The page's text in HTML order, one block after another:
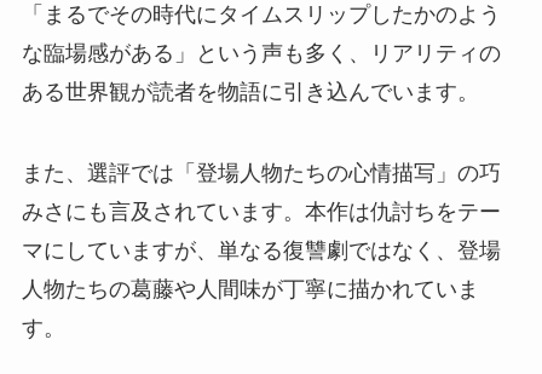
「まるでその時代にタイムスリップしたかのよう
な臨場感がある」という声も多く、リアリティの
ある世界観が読者を物語に引き込んでいます。
また、選評では「登場人物たちの心情描写」の巧
みさにも言及されています。本作は仇討ちをテー
マにしていますが、単なる復讐劇ではなく、登場
人物たちの葛藤や人間味が丁寧に描かれていま
す。